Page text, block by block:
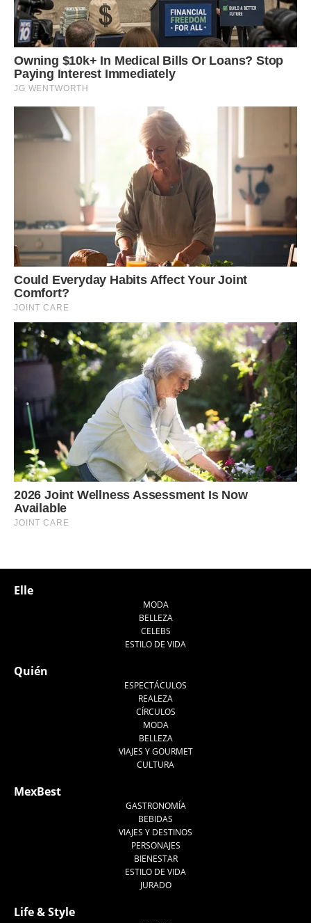
Elle
MODA
BELLEZA
CELEBS
ESTILO DE VIDA
Quién
ESPECTÁCULOS
REALEZA
CÍRCULOS
MODA
BELLEZA
VIAJES Y GOURMET
CULTURA
MexBest
GASTRONOMÍA
BEBIDAS
VIAJES Y DESTINOS
PERSONAJES
BIENESTAR
ESTILO DE VIDA
JURADO
Life & Style